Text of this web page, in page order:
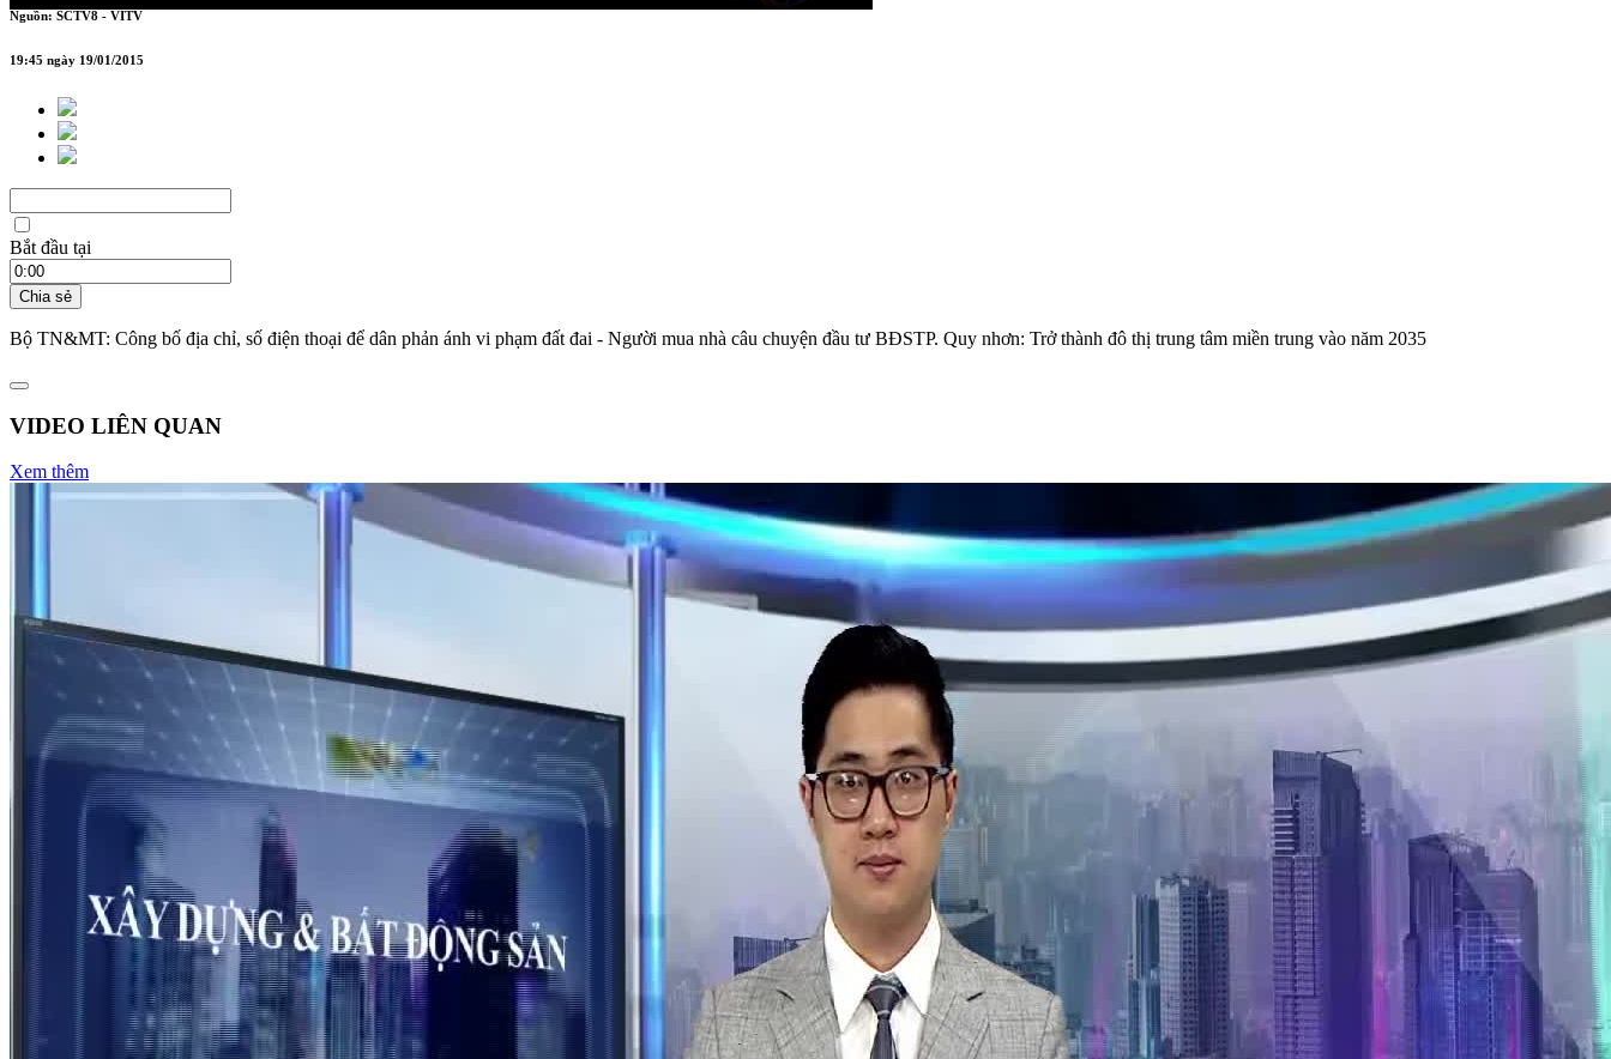
Nguồn: SCTV8 - VITV
19:45 ngày 19/01/2015
Bắt đầu tại
Chia sẻ
Bộ TN&MT: Công bố địa chỉ, số điện thoại để dân phản ánh vi phạm đất đai - Người mua nhà câu chuyện đầu tư BĐSTP. Quy nhơn: Trở thành đô thị trung tâm miền trung vào năm 2035
VIDEO LIÊN QUAN
Xem thêm